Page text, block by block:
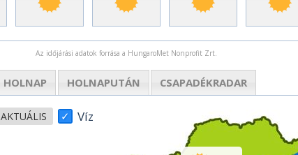
Az időjárási adatok forrása a HungaroMet Nonprofit Zrt.
HOLNAP HOLNAPUTÁN CSAPADÉKRADAR
Víz
AKTUÁLIS